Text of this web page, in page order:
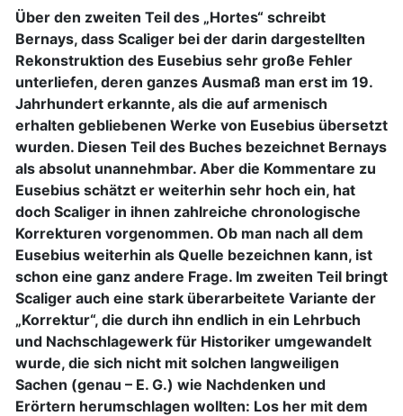
Über den zweiten Teil des „Hortes“ schreibt
Bernays, dass Scaliger bei der darin dargestellten
Rekonstruktion des Eusebius sehr große Fehler
unterliefen, deren ganzes Ausmaß man erst im 19.
Jahrhundert erkannte, als die auf armenisch
erhalten gebliebenen Werke von Eusebius übersetzt
wurden. Diesen Teil des Buches bezeichnet Bernays
als absolut unannehmbar. Aber die Kommentare zu
Eusebius schätzt er weiterhin sehr hoch ein, hat
doch Scaliger in ihnen zahlreiche chronologische
Korrekturen vorgenommen. Ob man nach all dem
Eusebius weiterhin als Quelle bezeichnen kann, ist
schon eine ganz andere Frage. Im zweiten Teil bringt
Scaliger auch eine stark überarbeitete Variante der
„Korrektur“, die durch ihn endlich in ein Lehrbuch
und Nachschlagewerk für Historiker umgewandelt
wurde, die sich nicht mit solchen langweiligen
Sachen (genau – E. G.) wie Nachdenken und
Erörtern herumschlagen wollten: Los her mit dem